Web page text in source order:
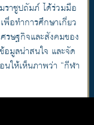
ราชูปถัมภ์ ได้ร่วมมือ
อทำการศึกษาเกี่ยว
รษฐกิจและสังคมของ
อมูลน่าสนใจ และจัด
นให้เห็นภาพว่า “กีฬา